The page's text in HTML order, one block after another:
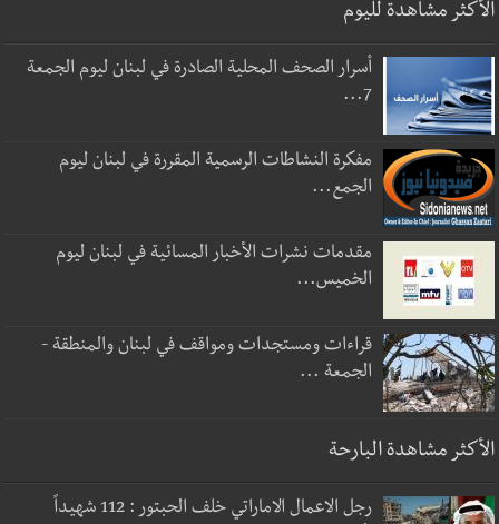
الأكثر مشاهدة لليوم
أسرار الصحف المحلية الصادرة في لبنان ليوم الجمعة
7...
مفكرة النشاطات الرسمية المقررة في لبنان ليوم
الجمع...
مقدمات نشرات الأخبار المسائية في لبنان ليوم
الخميس...
قراءات ومستجدات ومواقف في لبنان والمنطقة -
الجمعة ...
الأكثر مشاهدة البارحة
رجل الاعمال الاماراتي خلف الحبتور : 112 شهيداً